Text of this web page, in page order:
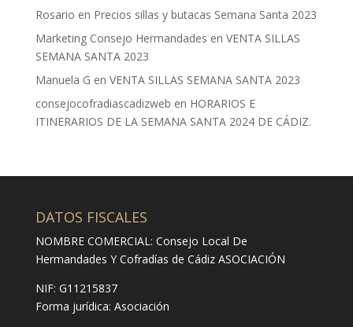
Rosario en Precios sillas y butacas Semana Santa 2023
Marketing Consejo Hermandades en VENTA SILLAS
SEMANA SANTA 2023
Manuela G en VENTA SILLAS SEMANA SANTA 2023
consejocofradiascadizweb en HORARIOS E
ITINERARIOS DE LA SEMANA SANTA 2024 DE CÁDIZ.
DATOS FISCALES
NOMBRE COMERCIAL: Consejo Local De
Hermandades Y Cofradías de Cádiz ASOCIACIÓN
NIF: G11215837
Forma jurídica: Asociación